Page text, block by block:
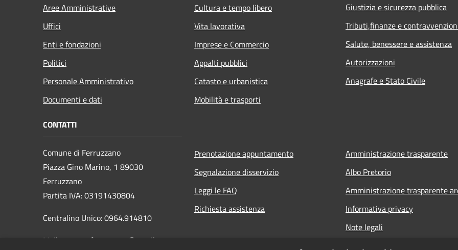
Aree Amministrative
Uffici
Enti e fondazioni
Politici
Personale Amministrativo
Documenti e dati
Cultura e tempo libero
Vita lavorativa
Imprese e Commercio
Appalti pubblici
Catasto e urbanistica
Mobilità e trasporti
Giustizia e sicurezza pubblica
Tributi,finanze e
Salute, benessere e assistenza
Autorizzazioni
Anagrafe e Stato Civile
CONTATTI
Comune di Ferruzzano
Piazza Gino Marino, 1 89030
Ferruzzano
Partita IVA: 03191430804
Centralino Unico: 0964.914810
Mail: comune.ferruzzano@gmail.com
Prenotazione appuntamento
Segnalazione disservizio
Leggi le FAQ
Richiesta assistenza
Amministrazione trasparente
Albo Pretorio
Amministrazione trasparente
Informativa privacy
Note legali